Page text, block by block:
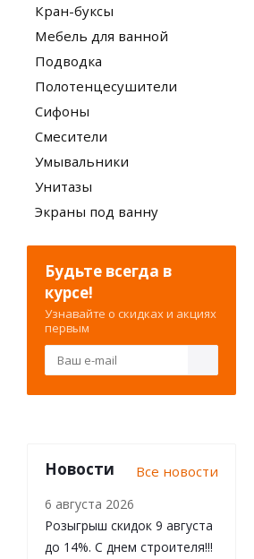
Кран-буксы
Мебель для ванной
Подводка
Полотенцесушители
Сифоны
Смесители
Умывальники
Унитазы
Экраны под ванну
Будьте всегда в
курсе!
Узнавайте о скидках и акциях
первым
Новости Все новости
6 августа 2026
Розыгрыш скидок 9 августа
до 14%. С днем строителя!!!